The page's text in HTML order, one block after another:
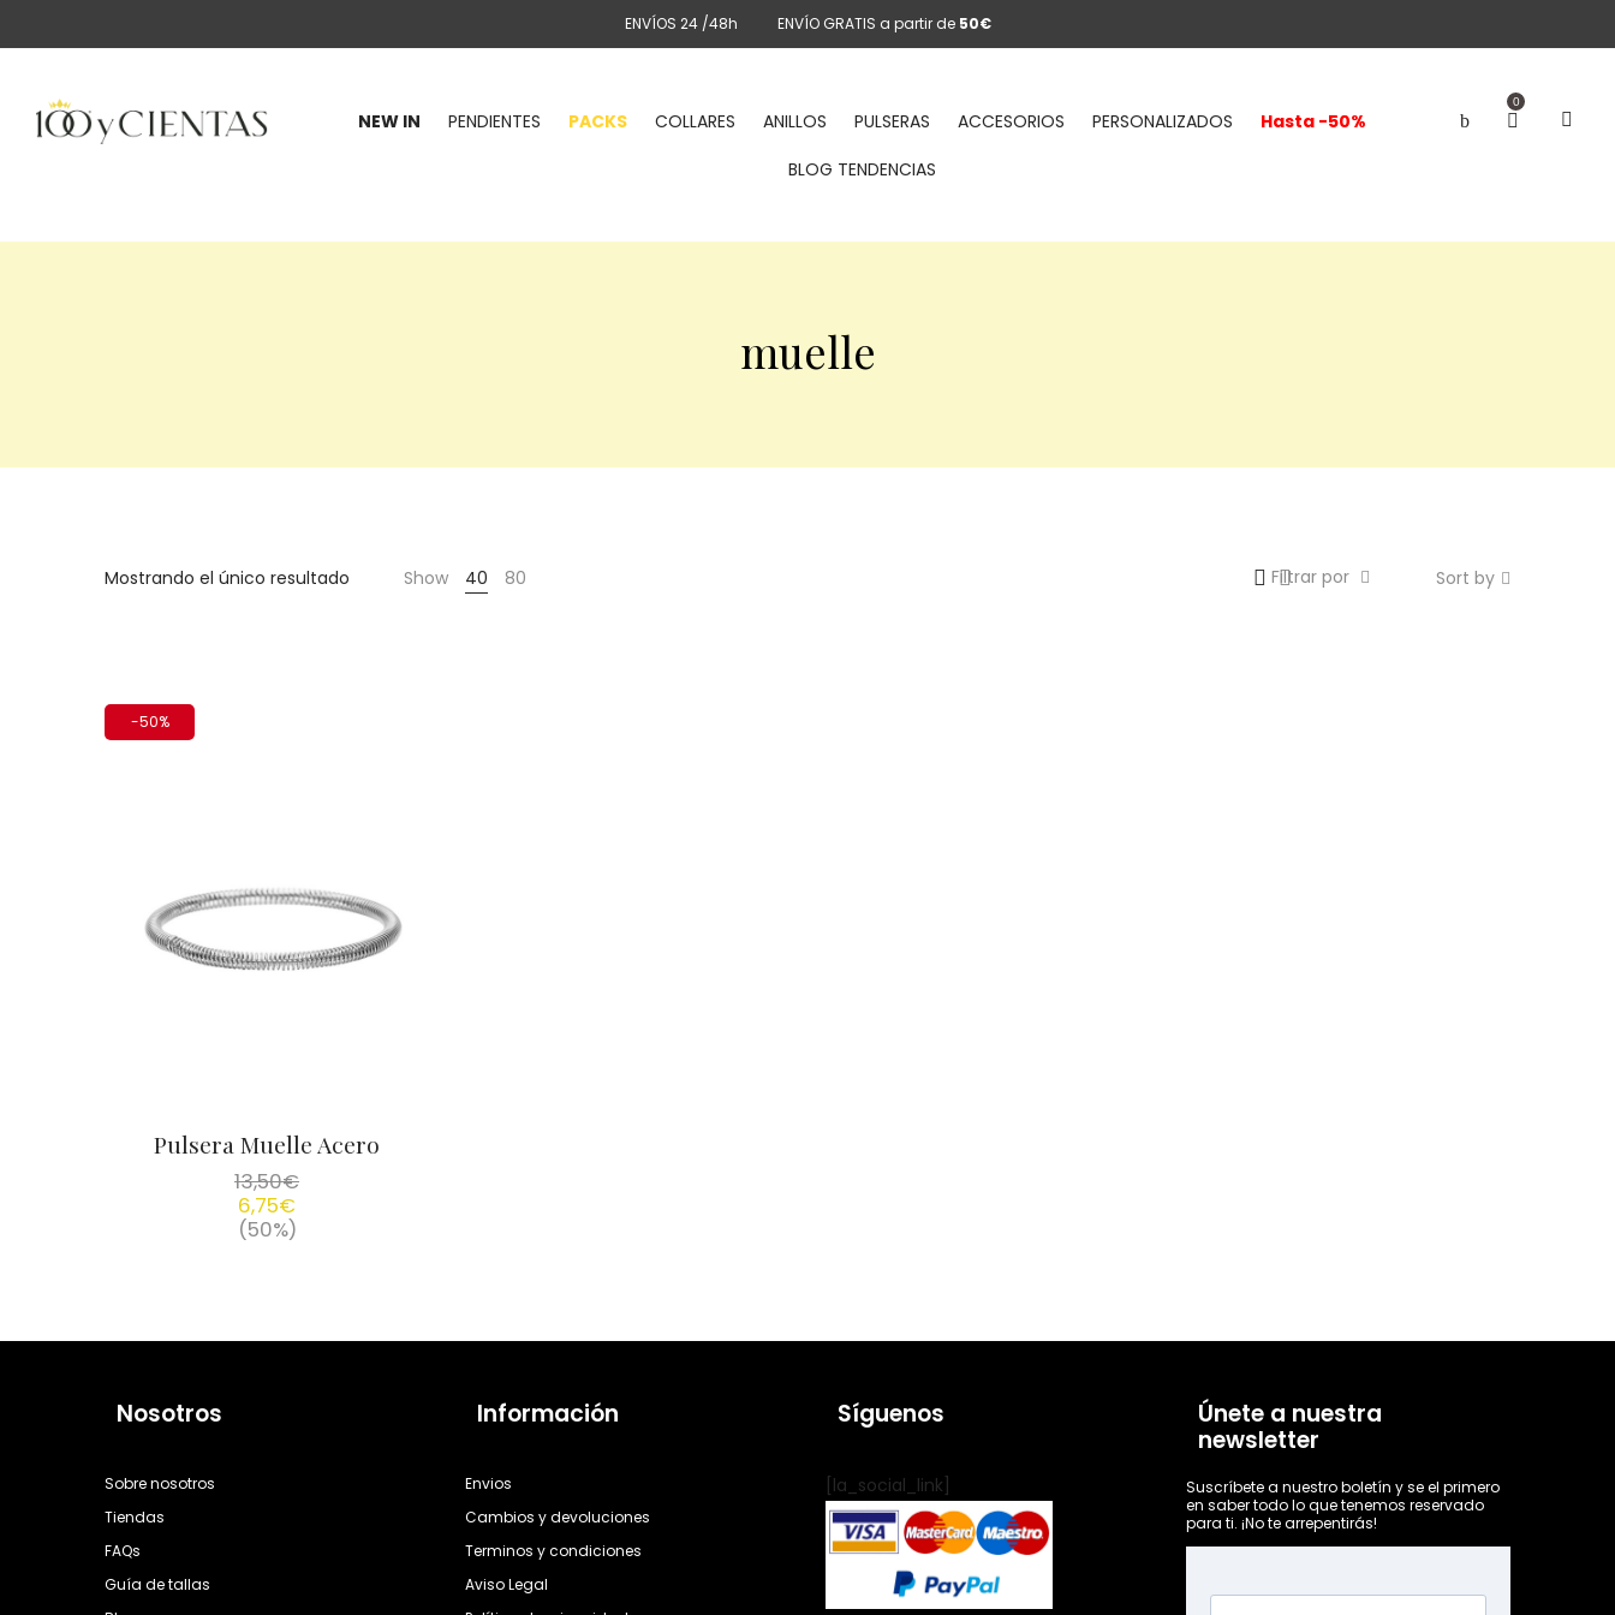
ENVÍOS 24 /48h ENVÍO GRATIS a partir de 50€
0
NEW IN PENDIENTES PACKS COLLARES ANILLOS PULSERAS ACCESORIOS PERSONALIZADOS
Hasta -50%
BLOG TENDENCIAS
muelle
Mostrando el único resultado Show 40 80 Sort by
Filtrar por
-50%
Pulsera Muelle Acero
13,50€
6,75€
(50%)
Nosotros
Sobre nosotros
Tiendas
FAQs
Guía de tallas
Información
Envios
Cambios y devoluciones
Terminos y condiciones
Aviso Legal
Síguenos
[la_social_link]
Únete a nuestra
newsletter
Suscríbete a nuestro boletín y se el primero
en saber todo lo que tenemos reservado
para ti. ¡No te arrepentirás!